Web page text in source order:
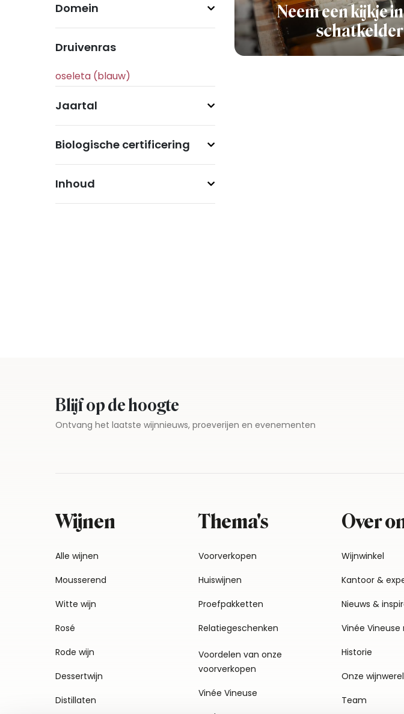
Domein
Druivenras
Jaartal
Biologische certificering
Inhoud
Neem een kijkje
schatkelder
Blijf op de hoogte
Ontvang het laatste wijnnieuws, proeverijen en evenementen
Wijnen
Alle wijnen
Mousserend
Witte wijn
Rosé
Rode wijn
Dessertwijn
Distillaten
Thema's
Voorverkopen
Huiswijnen
Proefpakketten
Relatiegeschenken
Voordelen van onze
voorverkopen
Vinée Vineuse
Over
Wijnwinkel
Kantoor &
Nieuws &
Vinée
Historie
Onze
Team